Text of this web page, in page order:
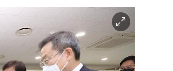
이
미
지
확